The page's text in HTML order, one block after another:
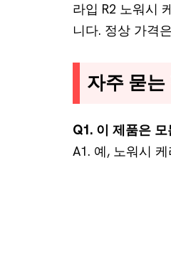
라입 R2 노워시
니다. 정상 가격
자주 묻는
Q1. 이 제품은
A1. 예, 노워시